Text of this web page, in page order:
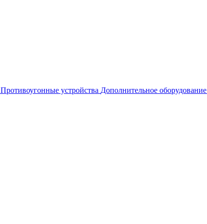
Противоугонные устройства Дополнительное оборудование